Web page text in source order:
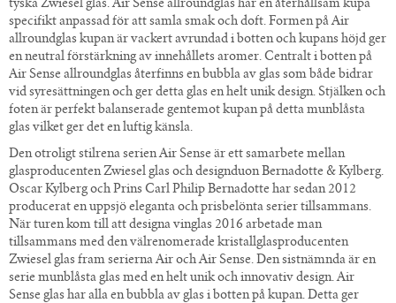
tyska Zwiesel glas. Air Sense allroundglas har en återhållsam kupa
specifikt anpassad för att samla smak och doft. Formen på Air
allroundglas kupan är vackert avrundad i botten och kupans höjd ger
en neutral förstärkning av innehållets aromer. Centralt i botten på
Air Sense allroundglas återfinns en bubbla av glas som både bidrar
vid syresättningen och ger detta glas en helt unik design. Stjälken och
foten är perfekt balanserade gentemot kupan på detta munblåsta
glas vilket ger det en luftig känsla.
Den otroligt stilrena serien Air Sense är ett samarbete mellan
glasproducenten Zwiesel glas och designduon Bernadotte & Kylberg.
Oscar Kylberg och Prins Carl Philip Bernadotte har sedan 2012
producerat en uppsjö eleganta och prisbelönta serier tillsammans.
När turen kom till att designa vinglas 2016 arbetade man
tillsammans med den välrenomerade kristallglasproducenten
Zwiesel glas fram serierna Air och Air Sense. Den sistnämnda är en
serie munblåsta glas med en helt unik och innovativ design. Air
Sense glas har alla en bubbla av glas i botten på kupan. Detta ger